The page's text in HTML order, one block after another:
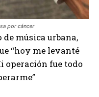
por cáncer
música urbana,
“hoy me levanté
operación fue todo